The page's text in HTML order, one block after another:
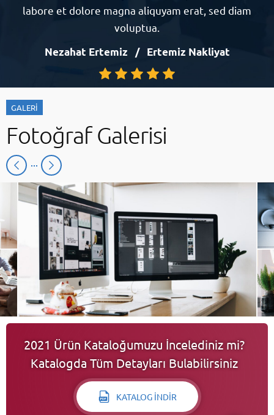
labore et dolore magna aliquyam erat, sed diam
voluptua.
Nezahat Ertemiz
Ertemiz Nakliyat
GALERİ
Fotoğraf Galerisi
2021 Ürün Kataloğumuzu İncelediniz mi?
Katalogda Tüm Detayları Bulabilirsiniz
KATALOG İNDİR
İCE
Cevap Yaz